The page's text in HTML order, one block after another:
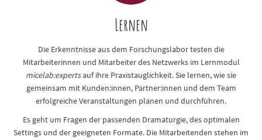
Lernen
Die Erkenntnisse aus dem Forschungslabor testen die
Mitarbeiterinnen und Mitarbeiter des Netzwerks im Lernmodul
micelab:expertsauf ihre Praxistauglichkeit. Sie lernen, wie sie
gemeinsam mit Kunden:innen, Partner:innen und dem Team
erfolgreiche Veranstaltungen planen und durchführen.
Es geht um Fragen der passenden Dramaturgie, des optimalen
Settings und der geeigneten Formate. Die Mitarbeitenden stehen im